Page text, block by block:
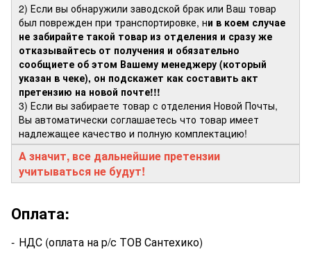
2) Если вы обнаружили заводской брак или Ваш товар
был поврежден при транспортировке, ни в коем случае
не забирайте такой товар из отделения и сразу же
отказывайтесь от получения и обязательно
сообщиете об этом Вашему менеджеру (который
указан в чеке), он подскажет как составить акт
претензию на новой почте!!!
3) Если вы забираете товар с отделения Новой Почты,
Вы автоматически соглашаетесь что товар имеет
надлежащее качество и полную комплектацию!
А значит, все дальнейшие претензии
учитываться не будут!
Оплата:
- НДС (оплата на р/с ТОВ Сантехико)